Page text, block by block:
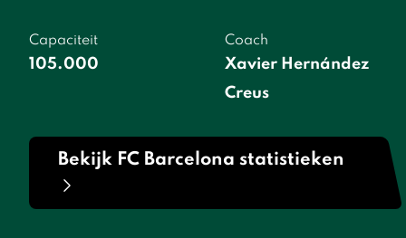
Capaciteit
105.000
Coach
Xavier Hernández
Creus
Bekijk FC Barcelona statistieken